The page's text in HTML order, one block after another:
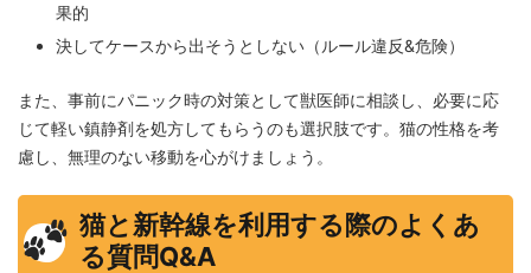
果的
決してケースから出そうとしない（ルール違反&危険）
また、事前にパニック時の対策として獣医師に相談し、必要に応
じて軽い鎮静剤を処方してもらうのも選択肢です。猫の性格を考
慮し、無理のない移動を心がけましょう。
猫と新幹線を利用する際のよくあ
る質問Q&A